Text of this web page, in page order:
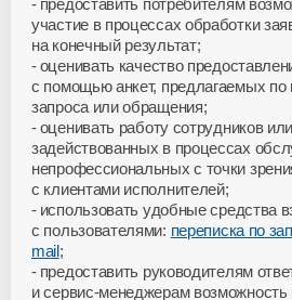
участие в процессах обработки
на конечный результат;
оценивать качество
с помощью анкет, предлагаемых по
запроса или обращения;
оценивать работу сотрудников
задействованных в процессах
непрофессиональных с точки
с клиентами исполнителей;
использовать удобные средства
с пользователями: переписка по
mail;
предоставить руководителям
и сервис-менеджерам возможность